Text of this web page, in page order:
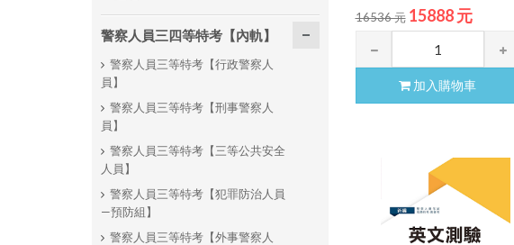
16536 元 15888 元
加入購物車
警察人員三四等特考【內軌】
警察人員三等特考【行政警察人
員】
警察人員三等特考【刑事警察人
員】
警察人員三等特考【三等公共安全
人員】
警察人員三等特考【犯罪防治人員
—預防組】
警察人員三等特考【外事警察人